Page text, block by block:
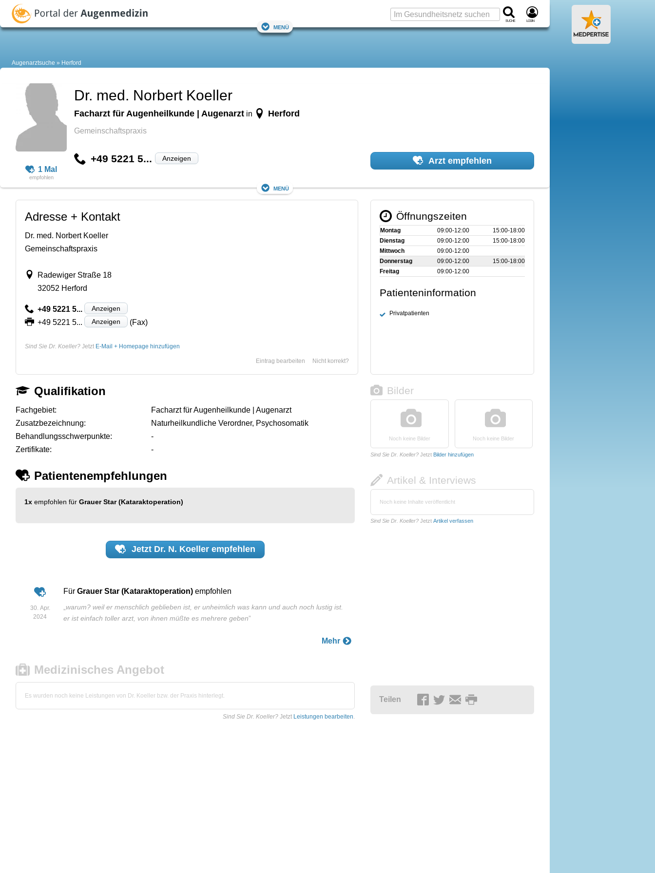
Suche Login
Menü
Augenarztsuche Herford
1 Mal
Dr. med. Norbert Koeller
Facharzt für Augenheilkunde | Augenarzt in Herford
Gemeinschaftspraxis
+49 5221 5... Anzeigen Arzt empfehlen
Menü
Adresse + Kontakt
Dr. med. Norbert Koeller
Gemeinschaftspraxis
Radewiger Straße 18
32052 Herford
+49 5221 5... Anzeigen
+49 5221 5... Anzeigen (Fax)
Sind Sie Dr. Koeller? Jetzt E-Mail + Homepage hinzufügen
Nicht korrekt?
Eintrag bearbeiten
Öffnungszeiten
Montag 09:00‑12:00
15:00‑18:00
Dienstag
09:00‑12:00
15:00‑18:00
Mittwoch
09:00‑12:00
Donnerstag
09:00‑12:00
15:00‑18:00
Freitag
09:00‑12:00
Patienteninformation
Privatpatienten
Qualifikation
Fachgebiet:
Facharzt für Augenheilkunde | Augenarzt
Zusatzbezeichnung:
Naturheilkundliche Verordner, Psychosomatik
Behandlungsschwerpunkte:
-
Zertifikate:
-
Patientenempfehlungen
1x empfohlen für Grauer Star (Kataraktoperation)
Jetzt Dr. N. Koellerempfehlen
30. Apr.
2024
Für Grauer Star (Kataraktoperation) empfohlen
„warum? weil er menschlich geblieben ist, er unheimlich was kann und auch noch lustig ist.
er ist einfach toller arzt, von ihnen müßte es mehrere geben”
Mehr
Medizinisches Angebot
Es wurden noch keine Leistungen von Dr. Koeller bzw. der Praxis hinterlegt.
Sind Sie Dr. Koeller? Jetzt Leistungen bearbeiten.
Bilder
Noch keine Bilder Noch keine Bilder
Sind Sie Dr. Koeller? Jetzt Bilder hinzufügen
Artikel & Interviews
Noch keine Inhalte veröffentlicht
Sind Sie Dr. Koeller? Jetzt Artikel verfassen
Teilen